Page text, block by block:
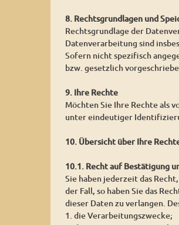
8. Rechtsgrundlagen und
Rechtsgrundlage der
Datenverarbeitung sind
Sofern nicht spezifisch
bzw. gesetzlich
9. Ihre Rechte
Möchten Sie Ihre Rechte als
unter eindeutiger
10. Übersicht über Ihre
10.1. Recht auf Bestätigung
Sie haben jederzeit das
der Fall, so haben Sie das
dieser Daten zu verlangen.
1. die Verarbeitungszwecke;